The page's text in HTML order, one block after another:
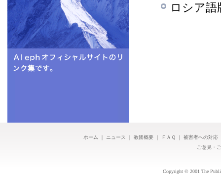
ロシア
ホーム ニュース 教団概要｜ ＦＡＱ 被害者への対応
ご意見・
Copyright © 2001 The